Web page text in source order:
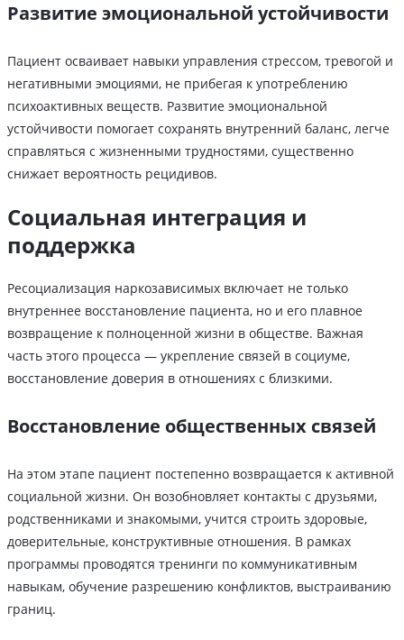
Развитие эмоциональной устойчивости
Пациент осваивает навыки управления стрессом, тревогой и
негативными эмоциями, не прибегая к употреблению
психоактивных веществ. Развитие эмоциональной
устойчивости помогает сохранять внутренний баланс, легче
справляться с жизненными трудностями, существенно
снижает вероятность рецидивов.
Социальная интеграция и
поддержка
Ресоциализация наркозависимых включает не только
внутреннее восстановление пациента, но и его плавное
возвращение к полноценной жизни в обществе. Важная
часть этого процесса ― укрепление связей в социуме,
восстановление доверия в отношениях с близкими.
Восстановление общественных связей
На этом этапе пациент постепенно возвращается к активной
социальной жизни. Он возобновляет контакты с друзьями,
родственниками и знакомыми, учится строить здоровые,
доверительные, конструктивные отношения. В рамках
программы проводятся тренинги по коммуникативным
навыкам, обучение разрешению конфликтов, выстраиванию
границ.